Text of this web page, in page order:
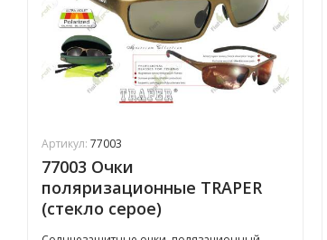
Артикул: 77003
77003 Очки
поляризационные TRAPER
(стекло серое)